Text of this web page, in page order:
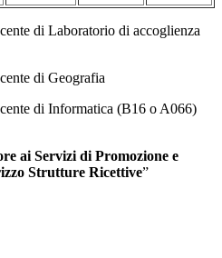
di Laboratorio di accoglienza
di Geografia
di Informatica (B16 o A066)
ai Servizi di Promozione e
Strutture Ricettive”